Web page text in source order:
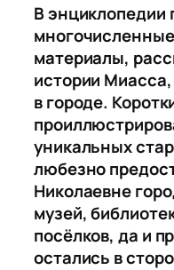
В энциклопедии
материалы,
истории
в городе.
уникальных
любезно
Николаевне
музей,
посёлков, да и
остались в